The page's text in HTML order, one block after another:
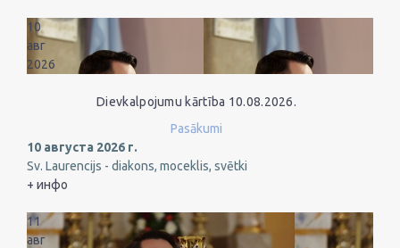
10
авг
2026
Dievkalpojumu kārtība 10.08.2026.
Pasākumi
10 августа 2026 г.
Sv. Laurencijs - diakons, moceklis, svētki
+ инфо
11
авг